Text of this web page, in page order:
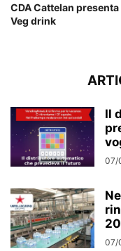
CDA Cattelan
Veg drink
Il
07/
07/